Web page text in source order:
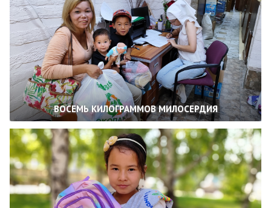
ВОСЕМЬ КИЛОГРАММОВ МИЛОСЕРДИЯ